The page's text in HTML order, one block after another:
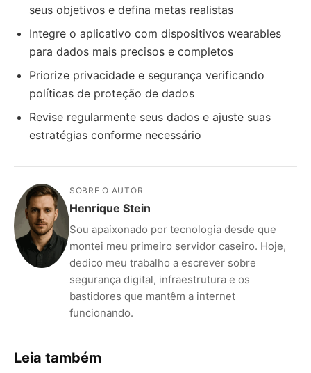
seus objetivos e defina metas realistas
Integre o aplicativo com dispositivos wearables
para dados mais precisos e completos
Priorize privacidade e segurança verificando
políticas de proteção de dados
Revise regularmente seus dados e ajuste suas
estratégias conforme necessário
SOBRE O AUTOR
Henrique Stein
Sou apaixonado por tecnologia desde que
montei meu primeiro servidor caseiro. Hoje,
dedico meu trabalho a escrever sobre
segurança digital, infraestrutura e os
bastidores que mantêm a internet
funcionando.
Leia também